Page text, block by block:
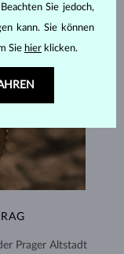
Prager Altstadt
Sie jedoch,
kann. Sie können
Sie hier klicken.